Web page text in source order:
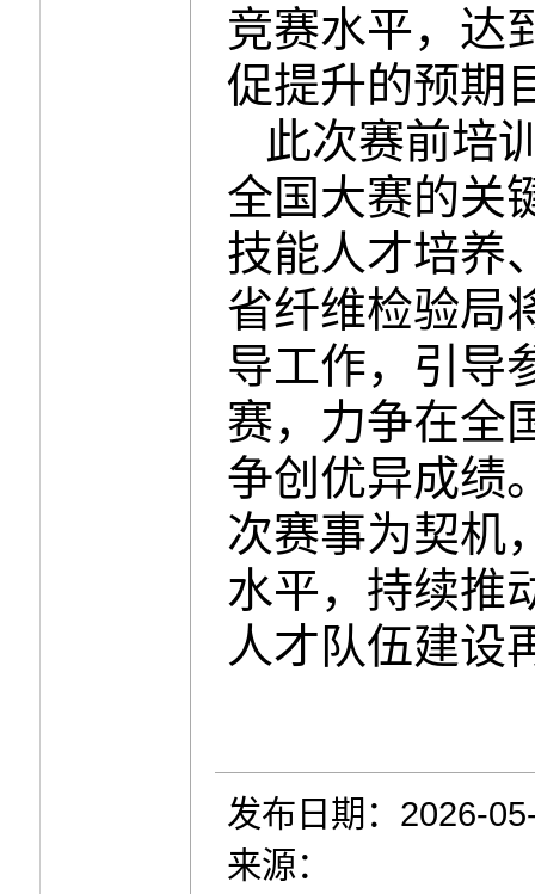
竞赛水平，达
促提升的预期
此次赛前培
全国大赛的关
技能人才培养
省纤维检验局
导工作，引导
赛，力争在全
争创优异成绩
次赛事为契机
水平，持续推
人才队伍建设
发布日期：2026-
来源：